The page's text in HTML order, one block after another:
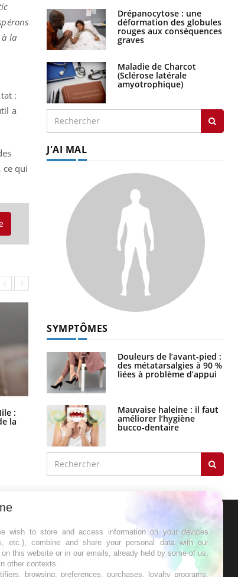
la
:
a
ce qui
:
la
Les médicaments GLP-1 protègent-
ils aussi les os ?
Drépanocytose : une
déformation des globules
rouges aux conséquences
graves
Maladie de Charcot
(Sclérose latérale
amyotrophique)
J'AI MAL
SYMPTÔMES
Douleurs de l’avant-pied :
des métatarsalgies à 90 %
liées à problème d’appui
Mauvaise haleine : il faut
améliorer l’hygiène
bucco-dentaire
les meilleures
wish to store and access information on your devices
etc.), combine and share your personal data with our
this website or in our emails, already held by some of us,
other contexts.
browsing, preferences, purchases, loyalty programs,